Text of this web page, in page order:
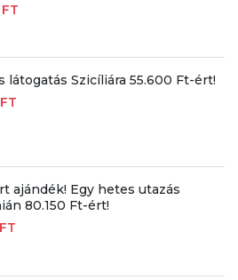
látogatás Szicíliára 55.600 Ft-ért!
ajándék! Egy hetes utazás
80.150 Ft-ért!